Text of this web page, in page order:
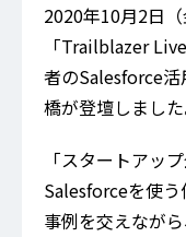
2020年10月2日
「Trailblazer
者のSalesforce
橋が登壇しました
「スタートアッ
Salesforceを使
事例を交えなが